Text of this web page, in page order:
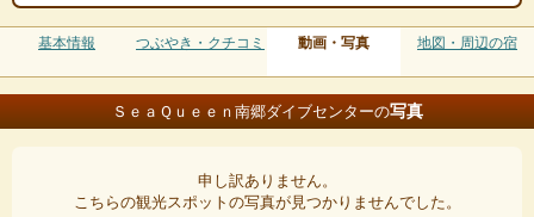
基本情報 つぶやき・クチコミ 動画・写真 地図・周辺の宿
ＳｅａＱｕｅｅｎ南郷ダイブセンターの写真
申し訳ありません。
こちらの観光スポットの写真が見つかりませんでした。